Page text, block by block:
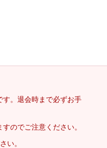
。退会時まで必ずお手
のでご注意ください。
い。